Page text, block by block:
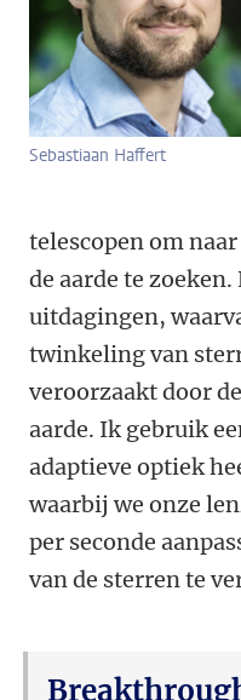
Sebastiaan Haffert
telescopen om
de aarde te
uitdagingen,
twinkeling van
veroorzaakt door
aarde. Ik gebruik
adaptieve optiek
waarbij we onze
per seconde
van de sterren te